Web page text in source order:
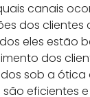
canais
dos clientes
eles estão
dos
sob a ótica
são eficientes